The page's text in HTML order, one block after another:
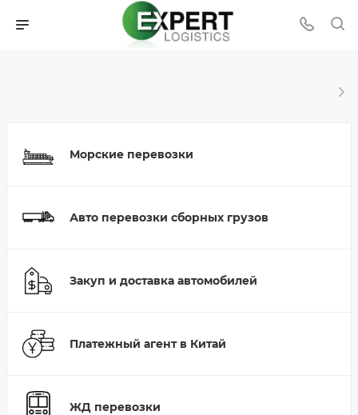
Морские перевозки
Авто перевозки сборных грузов
Закуп и доставка автомобилей
Платежный агент в Китай
ЖД перевозки